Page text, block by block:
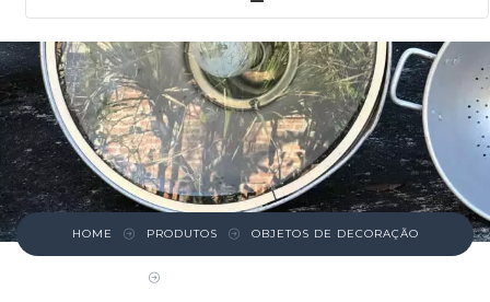
HOME PRODUTOS OBJETOS DE DECORAÇÃO